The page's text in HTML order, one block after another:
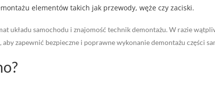
elementów takich jak przewody, węże czy zaciski.
układu samochodu i znajomość technik demontażu. W razie
zapewnić bezpieczne i poprawne wykonanie demontażu części